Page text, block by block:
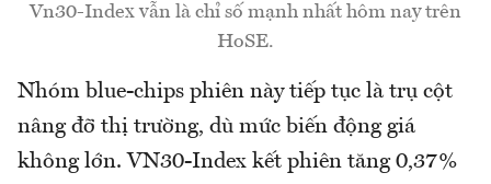
Vn30-Index vẫn là chỉ số mạnh nhất hôm nay trên
HoSE.
Nhóm blue-chips phiên này tiếp tục là trụ cột
nâng đỡ thị trường, dù mức biến động giá
không lớn. VN30-Index kết phiên tăng 0,37%